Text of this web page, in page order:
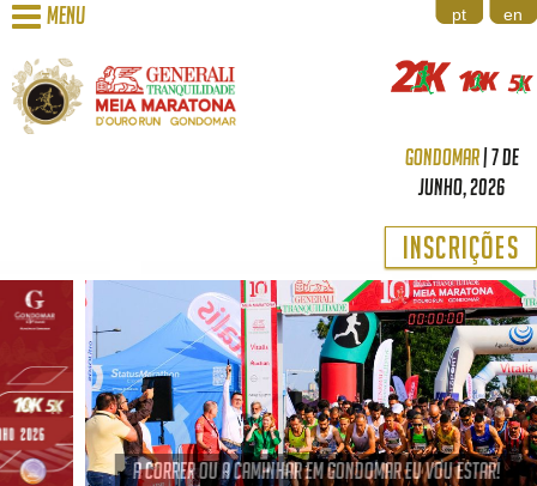
menu en
pt
GONDOMAR|7 de
Junho, 2026
Inscrições
PARTICIPA
A correr ou a caminhar em Gondomar eu vou estar!